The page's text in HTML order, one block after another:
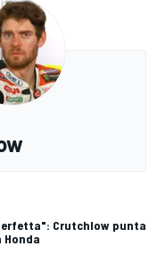
Crutchlow punta